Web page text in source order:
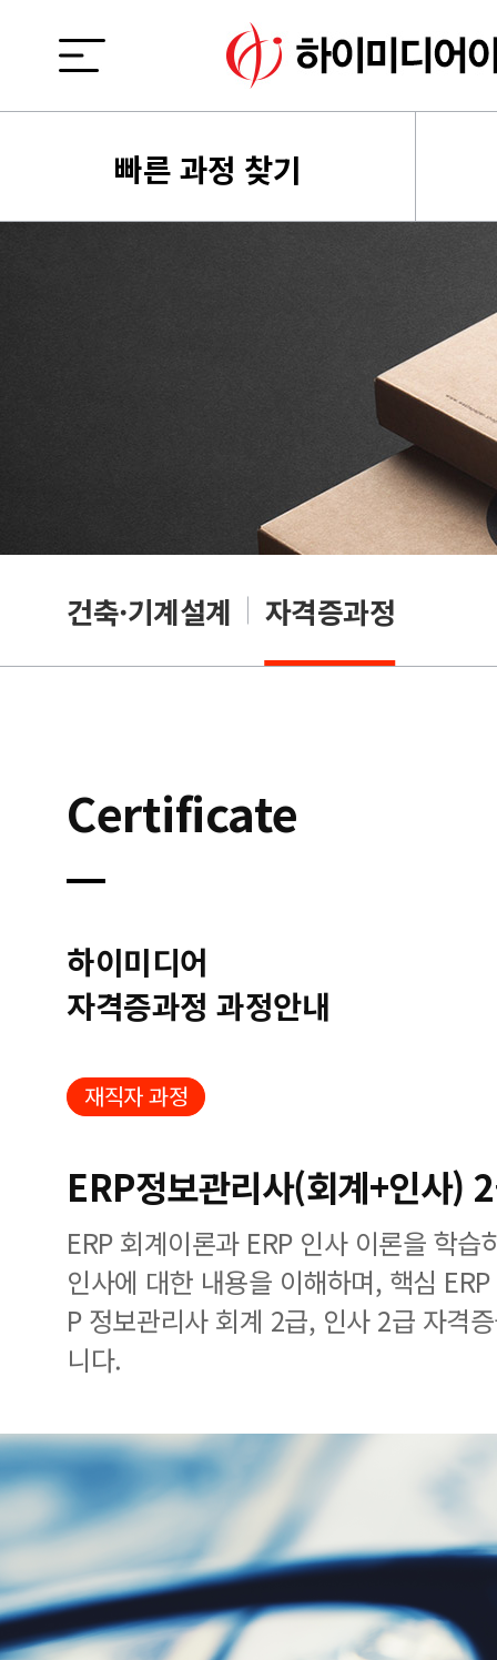
빠른 과정 찾기
건축·기계설계 자격증과정
Certificate
하이미디어
자격증과정 과정안내
재직자 과정
ERP정보관리사(회계+인사)
ERP 회계이론과 ERP 인사 이론을 학
인사에 대한 내용을 이해하며, 핵심
P 정보관리사 회계 2급, 인사 2급 자격
니다.